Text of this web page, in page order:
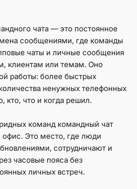
чата — это постоянное
сообщениями, где команды
чаты и личные сообщения
клиентам или темам. Оно
работы: более быстрых
ненужных телефонных
кто, что и когда решил.
команд командный чат
офис. Это место, где люди
сотрудничают и
часовые пояса без
личных встреч.